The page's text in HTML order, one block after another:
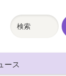
ース